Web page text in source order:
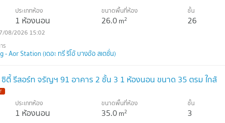
ประเภทห้อง
1 ห้องนอน
ขนาดพื้นที่ห้อง
26.0m2
ชั้น
26
08/2026 15:02
- Aor Station (เดอะ ทรี ริโอ้ บางอ้อ สเตชั่น)
ตี้ รีสอร์ท จรัญฯ 91 อาคาร 2 ชั้น 3 1 ห้องนอน ขนาด 35 ตรม ใกล้
ประเภทห้อง
1 ห้องนอน
ขนาดพื้นที่ห้อง
35.0m2
ชั้น
3